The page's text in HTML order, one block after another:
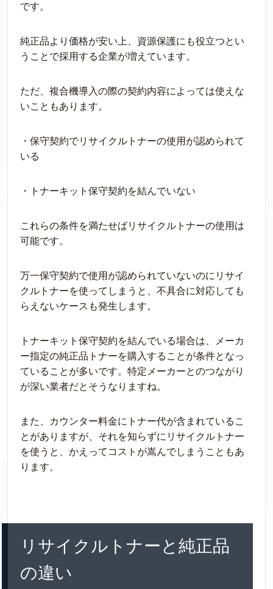
です。
純正品より価格が安い上、資源保護にも役立つとい
うことで採用する企業が増えています。
ただ、複合機導入の際の契約内容によっては使えな
いこともあります。
・保守契約でリサイクルトナーの使用が認められて
いる
・トナーキット保守契約を結んでいない
これらの条件を満たせばリサイクルトナーの使用は
可能です。
万一保守契約で使用が認められていないのにリサイ
クルトナーを使ってしまうと、不具合に対応しても
らえないケースも発生します。
トナーキット保守契約を結んでいる場合は、メーカ
ー指定の純正品トナーを購入することが条件となっ
ていることが多いです。特定メーカーとのつながり
が深い業者だとそうなりますね。
また、カウンター料金にトナー代が含まれているこ
とがありますが、それを知らずにリサイクルトナー
を使うと、かえってコストが嵩んでしまうこともあ
ります。
リサイクルトナーと純正品
の違い